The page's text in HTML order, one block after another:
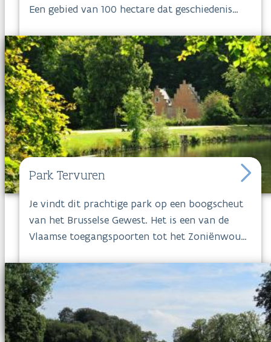
Een gebied van 100 hectare dat geschiedenis
bomen, prachtige zeldzame bloemen, een
wervelend dierenbestand en fenomenale
vergezichten. Je kunt inPark
Ter Rijst
wandelen in alle rust. In het voorjaar kun je
hier volop genieten van de mooie
bloemenpracht.
Park Tervuren
Je vindt dit prachtige park op een boogscheut
van het Brusselse Gewest. Het is een van de
Vlaamse toegangspoorten tot het Zoniënwoud.
verleden geven extra flair aan deze groene oase.
Een wandeling tussen majestueuze eiken en
beuken, langs elegante Franse tuinen, vijvers en
bloemperken, is een verademing na een dag in
het drukke Brussel. Combineer je wandeling in